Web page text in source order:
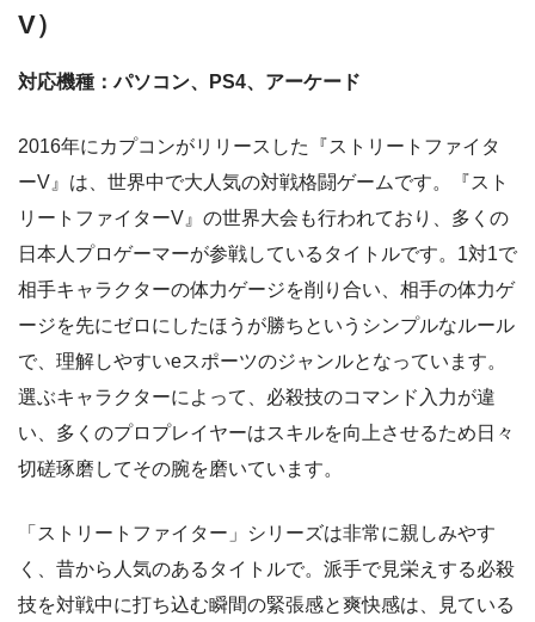
V）
対応機種：パソコン、 PS4、アーケード
2016年にカプコンがリリースした『ストリートファイタ
ーV』は、世界中で大人気の対戦格闘ゲームです。『スト
リートファイターV』の世界大会も行われており、多くの
日本人プロゲーマーが参戦しているタイトルです。1対1で
相手キャラクターの体力ゲージを削り合い、相手の体力ゲ
ージを先にゼロにしたほうが勝ちというシンプルなルール
で、理解しやすいeスポーツのジャンルとなっています。
選ぶキャラクターによって、必殺技のコマンド入力が違
い、多くのプロプレイヤーはスキルを向上させるため日々
切磋琢磨してその腕を磨いています。
「ストリートファイター」シリーズは非常に親しみやす
く、昔から人気のあるタイトルで。派手で見栄えする必殺
技を対戦中に打ち込む瞬間の緊張感と爽快感は、見ている